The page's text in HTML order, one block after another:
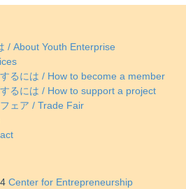
/ About Youth Enterprise
るには / How to become a member
るには / How to support a project
ェア / Trade Fair
Center for Entrepreneurship